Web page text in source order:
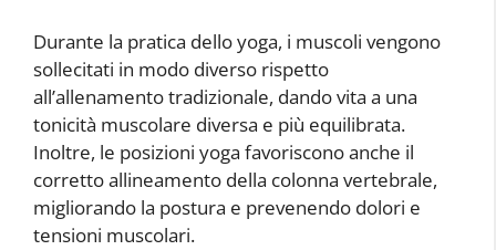
Durante la pratica dello yoga, i muscoli vengono
sollecitati in modo diverso rispetto
all’allenamento tradizionale, dando vita a una
tonicità muscolare diversa e più equilibrata.
Inoltre, le posizioni yoga favoriscono anche il
corretto allineamento della colonna vertebrale,
migliorando la postura e prevenendo dolori e
tensioni muscolari.